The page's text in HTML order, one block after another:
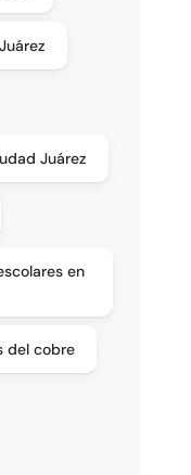
Juárez
en
del cobre